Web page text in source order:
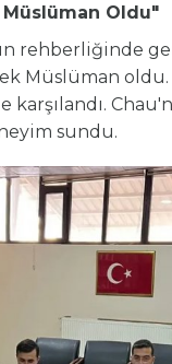
Müslüman Oldu"
rehberliğinde
Müslüman
karşılandı.
sundu.